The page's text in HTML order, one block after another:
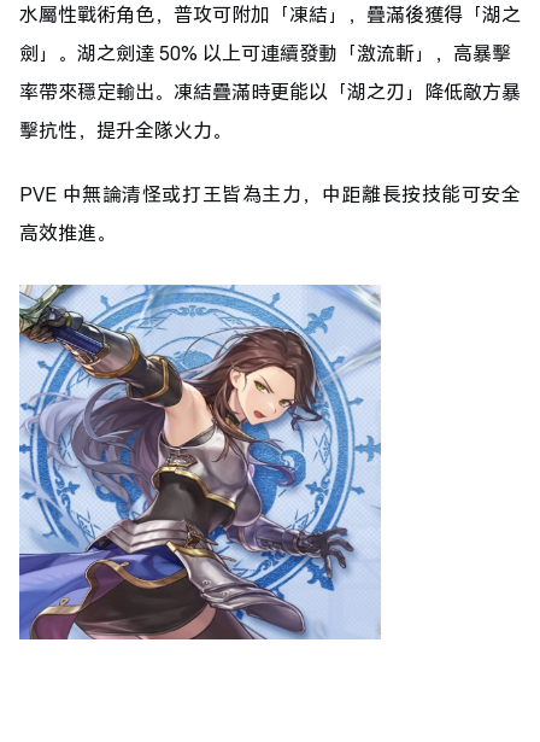
水屬性戰術角色，普攻可附加「凍結」，疊滿後獲得「湖之
劍」。湖之劍達 50% 以上可連續發動「激流斬」，高暴擊
率帶來穩定輸出。凍結疊滿時更能以「湖之刃」降低敵方暴
擊抗性，提升全隊火力。
PVE 中無論清怪或打王皆為主力，中距離長按技能可安全
高效推進。